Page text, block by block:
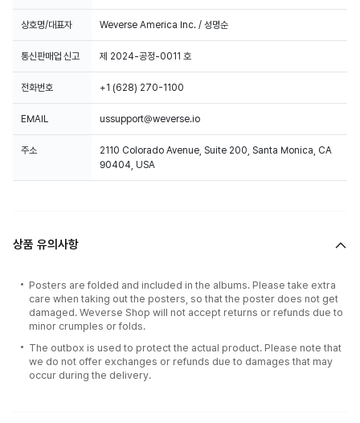
상호명/대표자 Weverse America Inc. / 성명순
통신판매업 신고 제 2024-공정-0011 호
전화번호 +1 (628) 270-1100
EMAIL ussupport@weverse.io
주소
2110 Colorado Avenue, Suite 200, Santa Monica, CA
90404, USA
상품 유의사항
Posters are folded and included in the albums. Please take extra
care when taking out the posters, so that the poster does not get
damaged. Weverse Shop will not accept returns or refunds due to
minor crumples or folds.
The outbox is used to protect the actual product. Please note that
we do not offer exchanges or refunds due to damages that may
occur during the delivery.